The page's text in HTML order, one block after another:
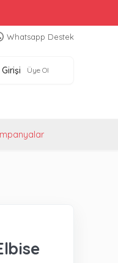
Whatsapp Destek
Üye Ol